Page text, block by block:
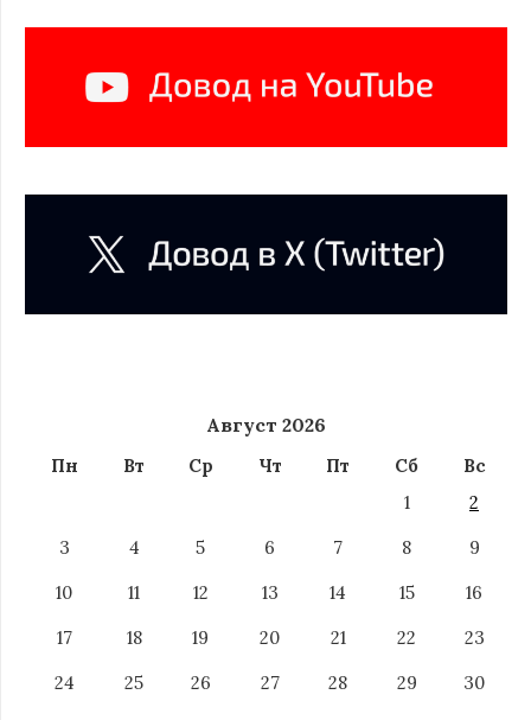
Август 2026
Пн Вт Ср Чт Пт Сб
Вс
1
2
3
4 5 6 7 8
9
10
11 12 13 14 15
16
17
18 19 20 21 22
23
24
25 26 27 28 29
30